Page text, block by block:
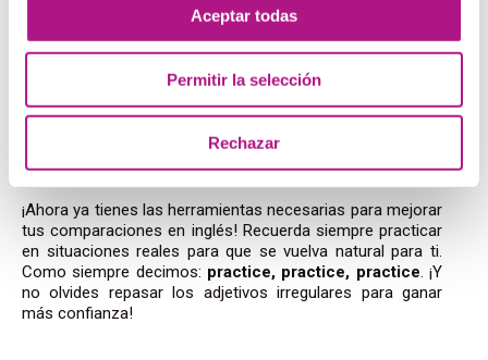
Aceptar todas
Permitir la selección
Rechazar
es la persona más creativa que conozco).
¿Listo para dominar los
comparativos y
superlativos en inglés?
¡Ahora ya tienes las herramientas necesarias para mejorar
tus comparaciones en inglés! Recuerda siempre practicar
en situaciones reales para que se vuelva natural para ti.
Como siempre decimos: practice, practice, practice . ¡Y
no olvides repasar los adjetivos irregulares para ganar
más confianza!